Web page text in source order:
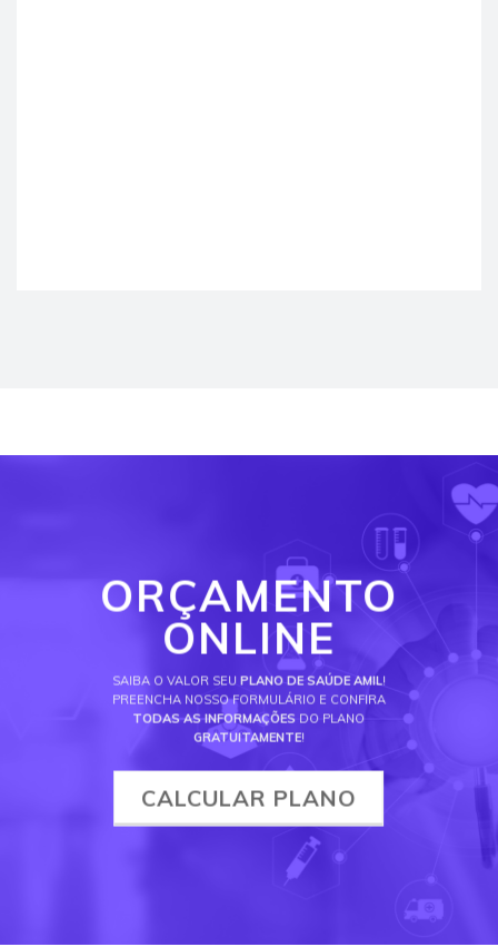
ORÇAMENTO
ONLINE
SAIBA O VALOR SEU PLANO DE SAÚDE AMIL!
PREENCHA NOSSO FORMULÁRIO E CONFIRA
TODAS AS INFORMAÇÕES DO PLANO
GRATUITAMENTE!
CALCULAR PLANO